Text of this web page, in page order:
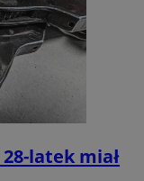
latek miał